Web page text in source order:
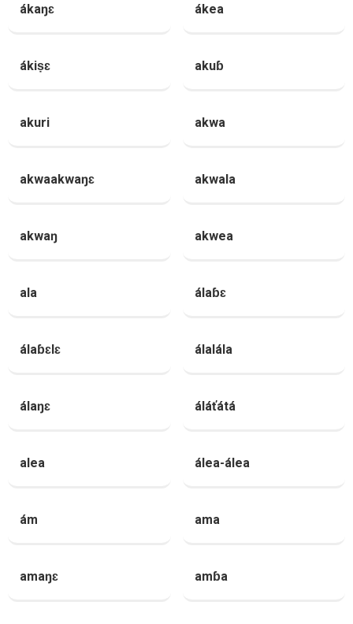
ákaŋɛ ákea
ákiṣɛ akuɓ
akuri akwa
akwaakwaŋɛ akwala
akwaŋ akwea
ala álaɓɛ
álaɓɛlɛ álalála
álaŋɛ áláťátá
alea álea-álea
ám ama
amaŋɛ amɓa